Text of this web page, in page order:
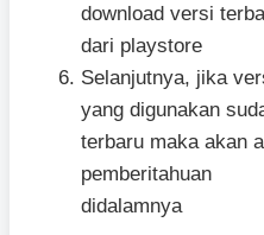
download versi
dari playstore
Selanjutnya, jika
yang digunakan
terbaru maka akan
pemberitahuan
didalamnya